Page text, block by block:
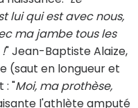
lui qui est avec nous,
ma jambe tous les
!" Jean-Baptiste Alaize,
(saut en longueur et
: "Moi, ma prothèse,
l'athlète amputé